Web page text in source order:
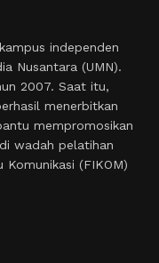
independen
Nusantara (UMN).
2007. Saat itu,
menerbitkan
mempromosikan
wadah pelatihan
(FIKOM)